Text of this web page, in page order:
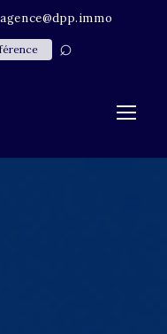
agence@dpp.immo